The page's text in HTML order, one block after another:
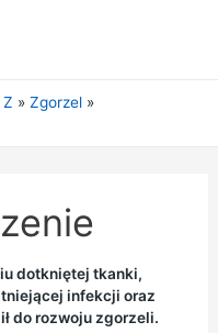
Zgorzel
dotkniętej tkanki,
infekcji oraz
do rozwoju zgorzeli.